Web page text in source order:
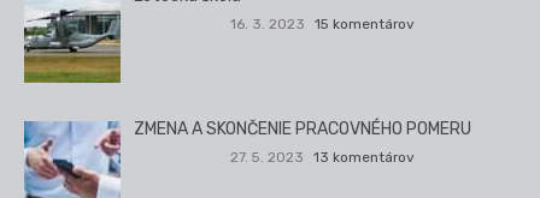
16. 3. 2023 15 komentárov
ZMENA A SKONČENIE PRACOVNÉHO POMERU
27. 5. 2023 13 komentárov